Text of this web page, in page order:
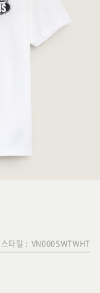
스타일 : VN000SWTWHT